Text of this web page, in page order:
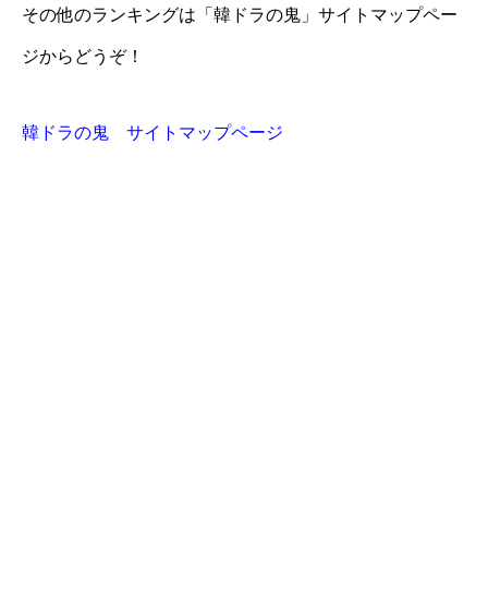
その他のランキングは「韓ドラの鬼」サイトマップペー
ジからどうぞ！
韓ドラの鬼 サイトマップページ